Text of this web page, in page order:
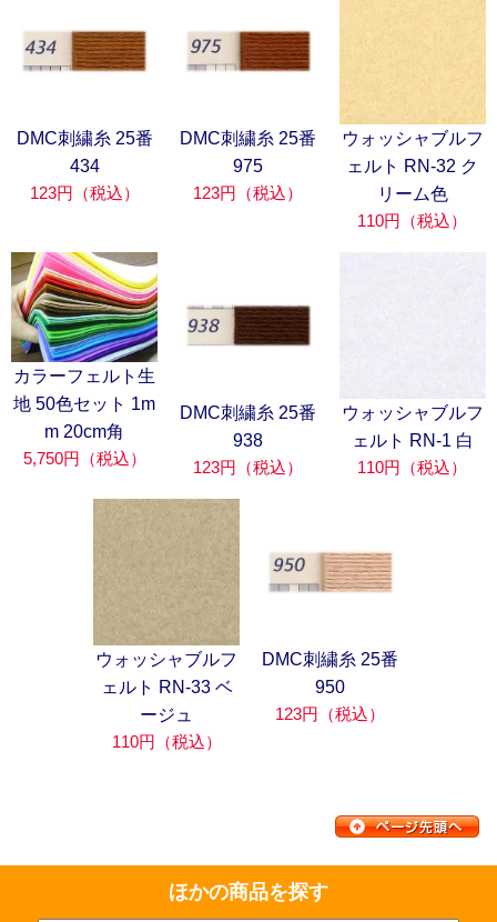
DMC刺繍糸 25番
434
123円（税込）
DMC刺繍糸 25番
975
123円（税込）
ウォッシャブルフ
ェルト RN-32 ク
リーム色
110円（税込）
カラーフェルト生
地 50色セット 1m
m 20cm角
5,750円（税込）
DMC刺繍糸 25番
938
123円（税込）
ウォッシャブルフ
ェルト RN-1 白
110円（税込）
ウォッシャブルフ
ェルト RN-33 ベ
ージュ
110円（税込）
DMC刺繍糸 25番
950
123円（税込）
ほかの商品を探す